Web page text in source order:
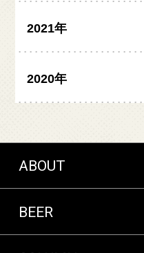
2021年
2020年
ABOUT
BEER